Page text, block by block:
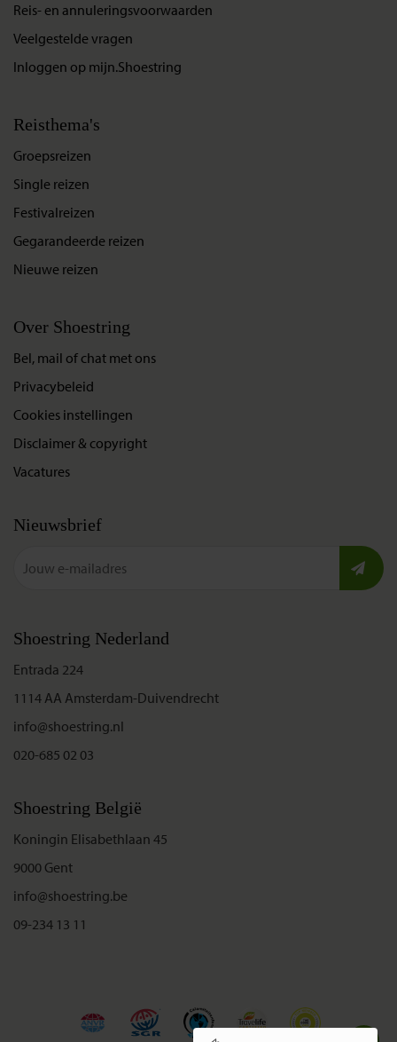
Reis- en annuleringsvoorwaarden
Veelgestelde vragen
Inloggen op mijn.Shoestring
Reisthema's
Groepsreizen
Single reizen
Festivalreizen
Gegarandeerde reizen
Nieuwe reizen
Over Shoestring
Bel, mail of chat met ons
Privacybeleid
Cookies instellingen
Disclaimer & copyright
Vacatures
Nieuwsbrief
Shoestring Nederland
Entrada 224
1114 AA Amsterdam-Duivendrecht
info@shoestring.nl
020-685 02 03
Shoestring België
Koningin Elisabethlaan 45
9000 Gent
info@shoestring.be
09-234 13 11